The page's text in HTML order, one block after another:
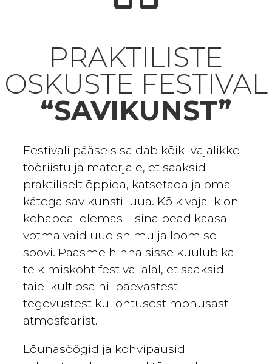
PRAKTILISTE
OSKUSTE FESTIVAL
“SAVIKUNST”
Festivali pääse sisaldab kõiki vajalikke
tööriistu ja materjale, et saaksid
praktiliselt õppida, katsetada ja oma
kätega savikunsti luua. Kõik vajalik on
kohapeal olemas – sina pead kaasa
võtma vaid uudishimu ja loomise
soovi. Pääsme hinna sisse kuulub ka
telkimiskoht festivalialal, et saaksid
täielikult osa nii päevastest
tegevustest kui õhtusest mõnusast
atmosfäärist.
Lõunasöögid ja kohvipausid